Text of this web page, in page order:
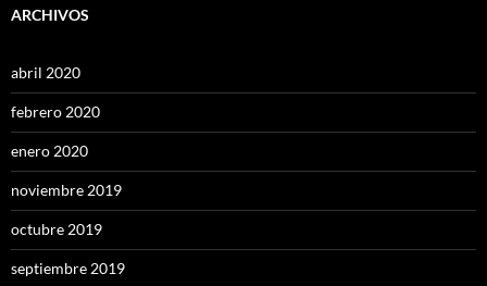
ARCHIVOS
abril 2020
febrero 2020
enero 2020
noviembre 2019
octubre 2019
septiembre 2019